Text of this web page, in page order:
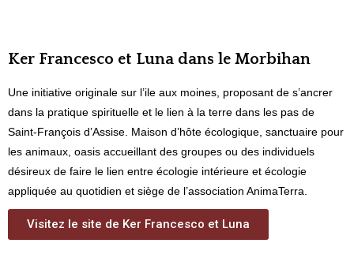
Ker Francesco et Luna dans le Morbihan
Une initiative originale sur l’ile aux moines, proposant de s’ancrer
dans la pratique spirituelle et le lien à la terre dans les pas de
Saint-François d’Assise. Maison d’hôte écologique, sanctuaire pour
les animaux, oasis accueillant des groupes ou des individuels
désireux de faire le lien entre écologie intérieure et écologie
appliquée au quotidien et siège de l’association AnimaTerra.
Visitez le site de Ker Francesco et Luna